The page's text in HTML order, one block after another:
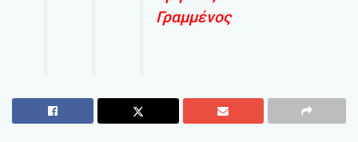
Γραμμένος